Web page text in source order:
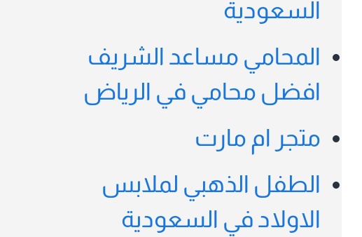
السعودية
المحامي مساعد الشريف
افضل محامي في الرياض
متجر ام مارت
الطفل الذهبي لملابس
الاولاد في السعودية